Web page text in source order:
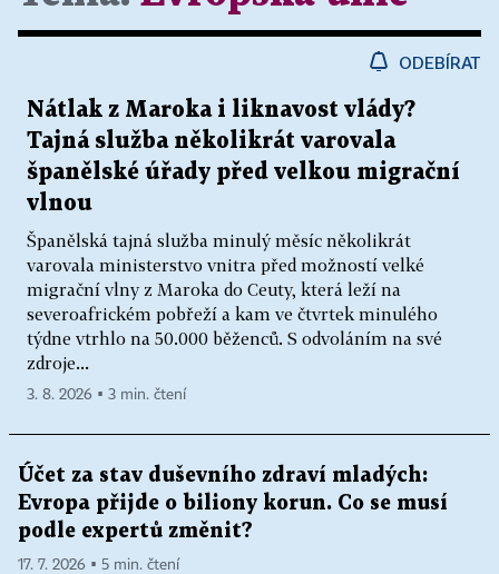
ODEBÍRAT
Nátlak z Maroka i liknavost vlády?
Tajná služba několikrát varovala
španělské úřady před velkou migrační
vlnou
Španělská tajná služba minulý měsíc několikrát
varovala ministerstvo vnitra před možností velké
migrační vlny z Maroka do Ceuty, která leží na
severoafrickém pobřeží a kam ve čtvrtek minulého
týdne vtrhlo na 50.000 běženců. S odvoláním na své
zdroje...
3. 8. 2026 ▪ 3 min. čtení
Účet za stav duševního zdraví mladých:
Evropa přijde o biliony korun. Co se musí
podle expertů změnit?
17. 7. 2026 ▪ 5 min. čtení